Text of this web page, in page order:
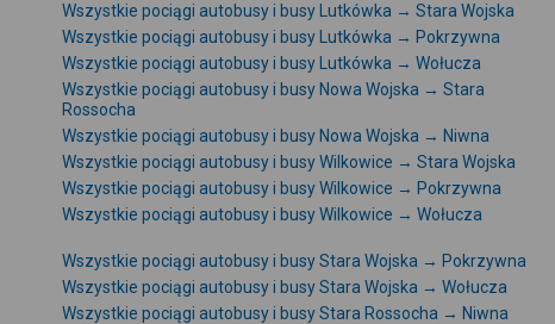
Wszystkie pociągi autobusy i busy Lutkówka → Stara Wojska
Wszystkie pociągi autobusy i busy Lutkówka → Pokrzywna
Wszystkie pociągi autobusy i busy Lutkówka → Wołucza
Wszystkie pociągi autobusy i busy Nowa Wojska → Stara
Rossocha
Wszystkie pociągi autobusy i busy Nowa Wojska → Niwna
Wszystkie pociągi autobusy i busy Wilkowice → Stara Wojska
Wszystkie pociągi autobusy i busy Wilkowice → Pokrzywna
Wszystkie pociągi autobusy i busy Wilkowice → Wołucza
Wszystkie pociągi autobusy i busy Stara Wojska → Pokrzywna
Wszystkie pociągi autobusy i busy Stara Wojska → Wołucza
Wszystkie pociągi autobusy i busy Stara Rossocha → Niwna